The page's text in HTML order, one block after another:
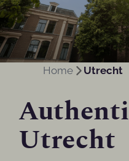
Home Utrecht
Utrecht